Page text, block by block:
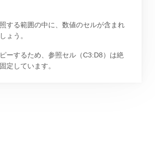
する範囲の中に、数値のセルが含まれ
ょう。
ーするため、参照セル（C3:D8）は絶
定しています。